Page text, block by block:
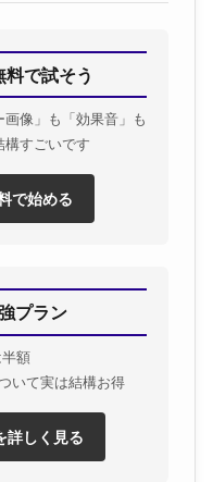
で試そう
画像」も「効果音」も
すごいです
で始める
プラン
額
いて実は結構お得
詳しく見る